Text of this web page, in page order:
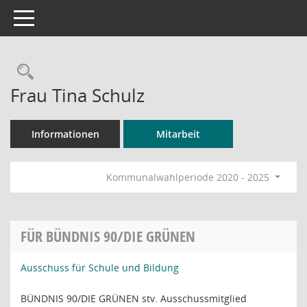
Toggle navigation
Rechercheauswahl
Frau Tina Schulz
Informationen Mitarbeit
Kommunalwahlperiode 2020 - 2025
FÜR BÜNDNIS 90/DIE GRÜNEN
Ausschuss für Schule und Bildung
BÜNDNIS 90/DIE GRÜNEN stv. Ausschussmitglied